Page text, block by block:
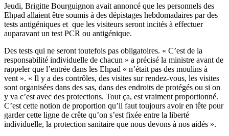
Jeudi, Brigitte Bourguignon avait annoncé que les personnels des
Ehpad allaient être soumis à des dépistages hebdomadaires par des
tests antigéniques et que les visiteurs seront incités à effectuer
auparavant un test PCR ou antigénique.
Des tests qui ne seront toutefois pas obligatoires. « C’est de la
responsabilité individuelle de chacun » a précisé la ministre avant de
rappeler que l’entrée dans les Ehpad « n’était pas des moulins à
vent ». « Il y a des contrôles, des visites sur rendez-vous, les visites
sont organisées dans des sas, dans des endroits de protégés ou si on
y va c’est avec des protections. Tout ça, est vraiment proportionné.
C’est cette notion de proportion qu’il faut toujours avoir en tête pour
garder cette ligne de crête qu’on s’est fixée entre la liberté
individuelle, la protection sanitaire que nous devons à nos aidés ».